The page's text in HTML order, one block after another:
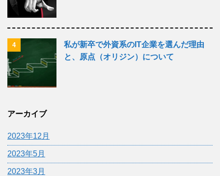
4
私が新卒で外資系のIT企業を選んだ理由
と、原点（オリジン）について
アーカイブ
2023年12月
2023年5月
2023年3月